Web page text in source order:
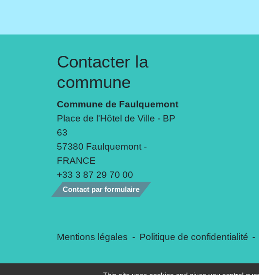
Contacter la
commune
Commune de Faulquemont
Place de l'Hôtel de Ville - BP
63
57380 Faulquemont -
FRANCE
+33 3 87 29 70 00
Contact par formulaire
Mentions légales - Politique de confidentialité -